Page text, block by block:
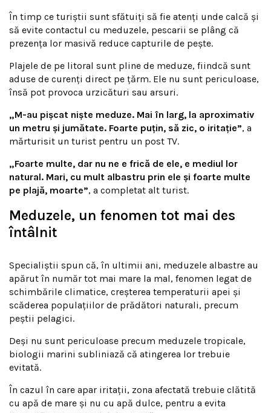
În timp ce turiștii sunt sfătuiți să fie atenți unde calcă și
să evite contactul cu meduzele, pescarii se plâng că
prezența lor masivă reduce capturile de pește.
Plajele de pe litoral sunt pline de meduze, fiindcă sunt
aduse de curenți direct pe țărm. Ele nu sunt periculoase,
însă pot provoca urzicături sau arsuri.
„M-au pișcat niște meduze. Mai în larg, la aproximativ
un metru și jumătate. Foarte puțin, să zic, o iritație”, a
mărturisit un turist pentru un post TV.
„Foarte multe, dar nu ne e frică de ele, e mediul lor
natural. Mari, cu mult albastru prin ele și foarte multe
pe plajă, moarte”, a completat alt turist.
Meduzele, un fenomen tot mai des
întâlnit
Specialiștii spun că, în ultimii ani, meduzele albastre au
apărut în număr tot mai mare la mal, fenomen legat de
schimbările climatice, creșterea temperaturii apei și
scăderea populațiilor de prădători naturali, precum
peștii pelagici.
Deși nu sunt periculoase precum meduzele tropicale,
biologii marini subliniază că atingerea lor trebuie
evitată.
În cazul în care apar iritații, zona afectată trebuie clătită
cu apă de mare și nu cu apă dulce, pentru a evita